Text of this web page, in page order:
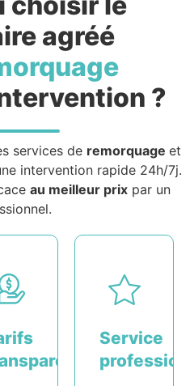
agréé
?
services de remorquage et
intervention rapide 24h/7j.
au meilleur prixpar un
Service